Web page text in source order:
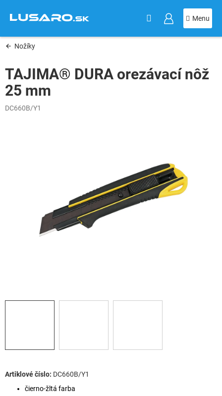
obsah
Nožíky
TAJIMA® DURA orezávací nôž
25 mm
DC660B/Y1
čierno-žltá farba
DC660B/Y1